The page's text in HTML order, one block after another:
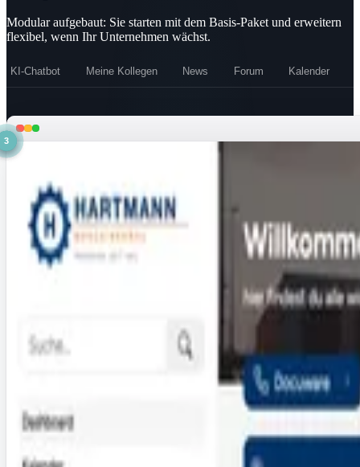
Modular aufgebaut: Sie starten mit dem Basis-Paket und erweitern
flexibel, wenn Ihr Unternehmen wächst.
KI-Chatbot Meine Kollegen News Forum Kalender
1
2
3